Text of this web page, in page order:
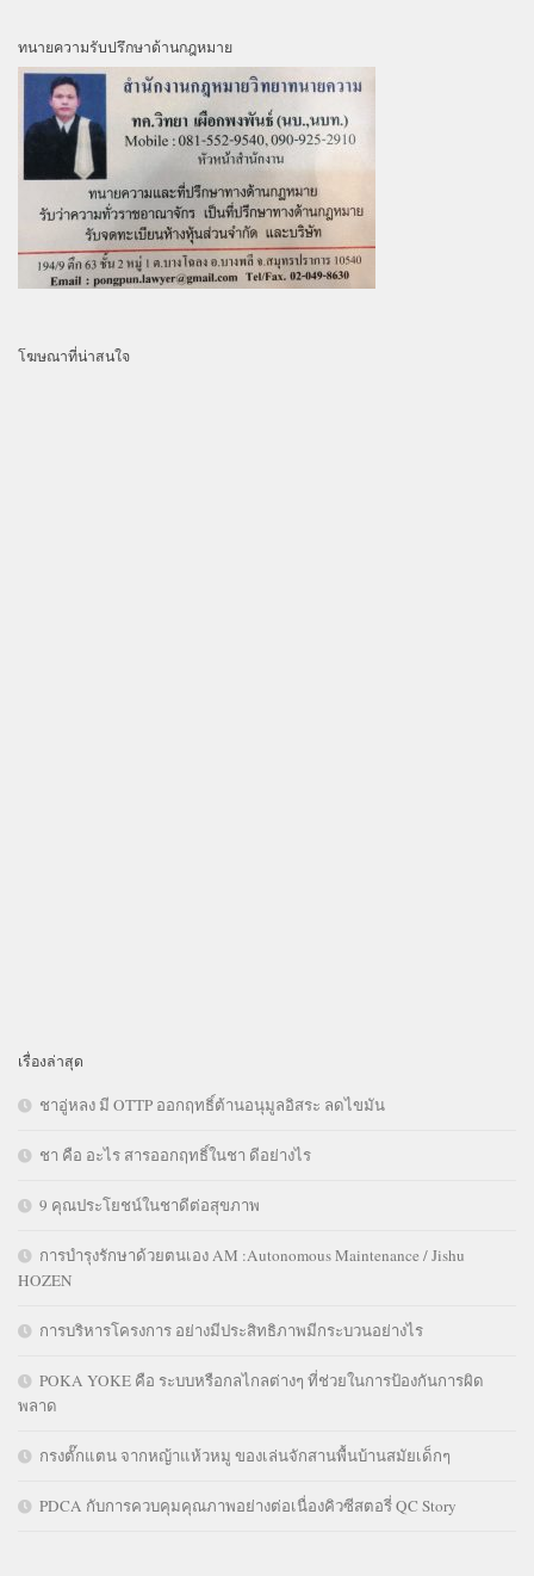
ทนายความรับปรึกษาด้านกฎหมาย
โฆษณาที่น่าสนใจ
เรื่องล่าสุด
ชาอู่หลง มี OTTP ออกฤทธิ์ต้านอนุมูลอิสระ ลดไขมัน
ชา คือ อะไร สารออกฤทธิ์ในชา ดีอย่างไร
9 คุณประโยชน์ในชาดีต่อสุขภาพ
การบำรุงรักษาด้วยตนเอง AM :Autonomous Maintenance / Jishu
HOZEN
การบริหารโครงการ อย่างมีประสิทธิภาพมีกระบวนอย่างไร
POKA YOKE คือ ระบบหรือกลไกลต่างๆ ที่ช่วยในการป้องกันการผิด
พลาด
กรงตั๊กแตน จากหญ้าแห้วหมู ของเล่นจักสานพื้นบ้านสมัยเด็กๆ
PDCA กับการควบคุมคุณภาพอย่างต่อเนื่องคิวซีสตอรี่ QC Story